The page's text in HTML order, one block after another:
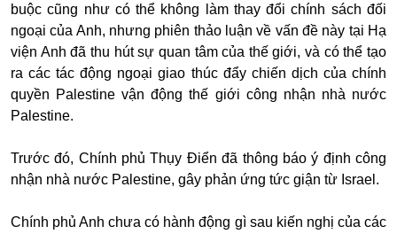
buộc cũng như có thể không làm thay đổi chính sách đối
ngoại của Anh, nhưng phiên thảo luận về vấn đề này tại Hạ
viện Anh đã thu hút sự quan tâm của thế giới, và có thể tạo
ra các tác động ngoại giao thúc đẩy chiến dịch của chính
quyền Palestine vận động thế giới công nhận nhà nước
Palestine.
Trước đó, Chính phủ Thụy Điển đã thông báo ý định công
nhận nhà nước Palestine, gây phản ứng tức giận từ Israel.
Chính phủ Anh chưa có hành động gì sau kiến nghị của các